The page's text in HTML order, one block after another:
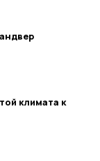
климата к